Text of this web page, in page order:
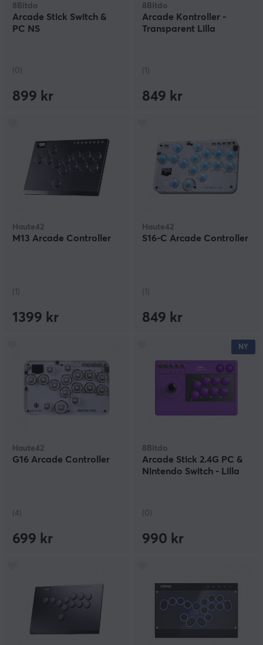
8Bitdo
Arcade Stick Switch &
PC NS
(0)
899 kr
8Bitdo
Arcade Kontroller -
Transparent Lilla
(1)
849 kr
Haute42
M13 Arcade Controller
(1)
1399 kr
Haute42
S16-C Arcade Controller
(1)
849 kr
Haute42
G16 Arcade Controller
(4)
699 kr
NY
8Bitdo
Arcade Stick 2.4G PC &
Nintendo Switch - Lilla
(0)
990 kr